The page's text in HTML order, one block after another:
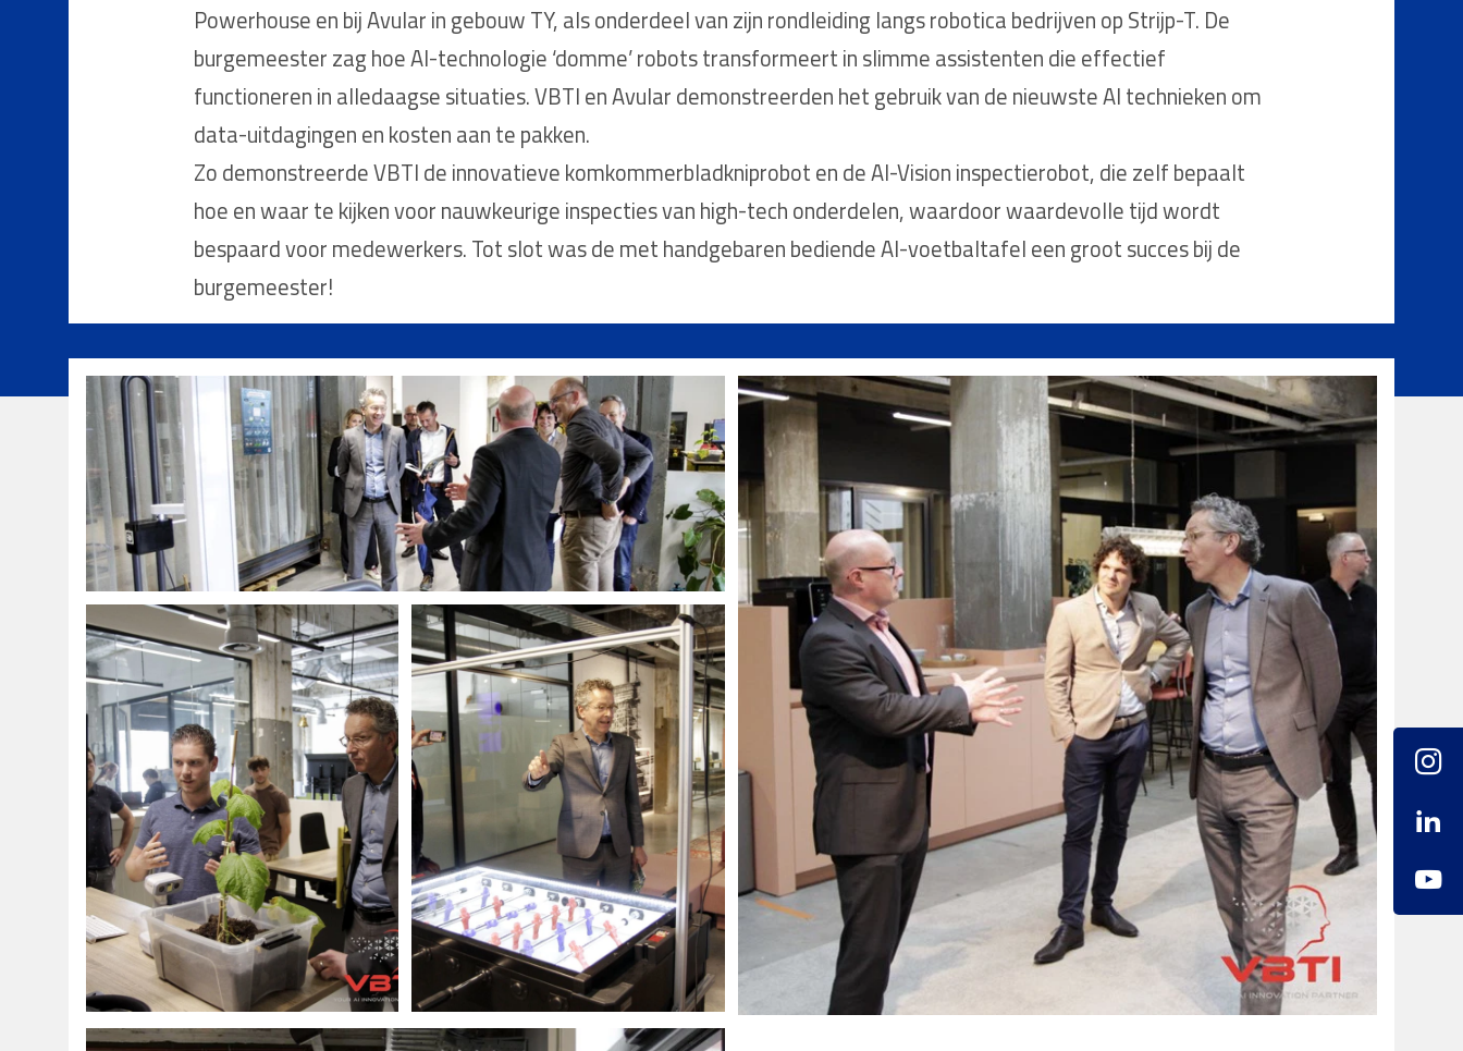
Powerhouse en bij Avular in gebouw TY, als onderdeel van zijn rondleiding langs robotica bedrijven op Strijp-T. De
burgemeester zag hoe AI-technologie ‘domme’ robots transformeert in slimme assistenten die effectief
functioneren in alledaagse situaties. VBTI en Avular demonstreerden het gebruik van de nieuwste AI technieken om
data-uitdagingen en kosten aan te pakken.
Zo demonstreerde VBTI de innovatieve komkommerbladkniprobot en de AI-Vision inspectierobot, die zelf bepaalt
hoe en waar te kijken voor nauwkeurige inspecties van high-tech onderdelen, waardoor waardevolle tijd wordt
bespaard voor medewerkers. Tot slot was de met handgebaren bediende AI-voetbaltafel een groot succes bij de
burgemeester!